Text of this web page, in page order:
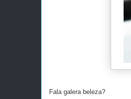
Fala galera beleza?